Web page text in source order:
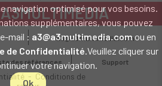
navigation optimisé pour vos besoins.
supplémentaires, vous pouvez
mail : a3@a3multimedia.comou en
de Confidentialité.Veuillez cliquer sur
votre navigation.
Ok
A3MULTIMEDIA
ET LOGICIEL CODE BARRE
: Cholet - Nantes - Angers - Rennes - Le
- Brest - Toulouse - Marseille - Poitiers -
Lorient - Vannes - Quimper - Rouen
a3@a3multimedia.com
des références Support
légales-Politique de
- Conditions de